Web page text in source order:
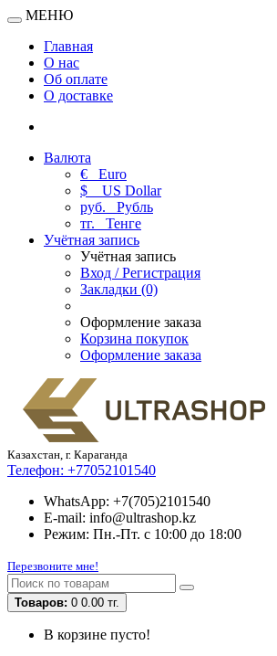
МЕНЮ
Главная
О нас
Об оплате
О доставке
Валюта
€ Euro
$
US Dollar
руб. Рубль
тг. Тенге
Учётная запись
Учётная запись
Вход / Регистрация
Закладки (0)
Оформление заказа
Корзина покупок
Оформление заказа
Казахстан, г. Караганда
Телефон: +77052101540
WhatsApp: +7(705)2101540
E-mail: info@ultrashop.kz
Режим: Пн.-Пт. с 10:00 до 18:00
Перезвоните мне!
Товаров: 0 0.00 тг.
В корзине пусто!